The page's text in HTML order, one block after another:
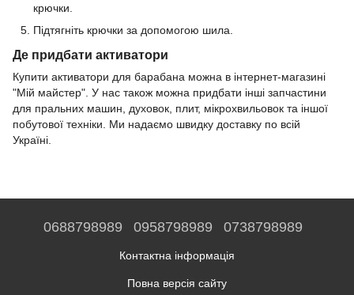
крючки.
Підтягніть крючки за допомогою шила.
Де придбати активатори
Купити активатори для барабана можна в інтернет-магазині
"Мій майстер". У нас також можна придбати інші запчастини
для пральних машин, духовок, плит, мікрохвильовок та іншої
побутової техніки. Ми надаємо швидку доставку по всій
Україні.
0688798989 0958798989 0738798989
Контактна інформація
Повна версія сайту